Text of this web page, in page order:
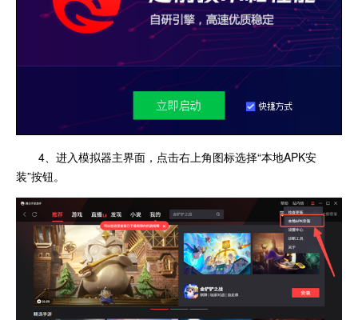
4、进入模拟器主界面，点击右上角图标选择“本地APK安
装”按钮。